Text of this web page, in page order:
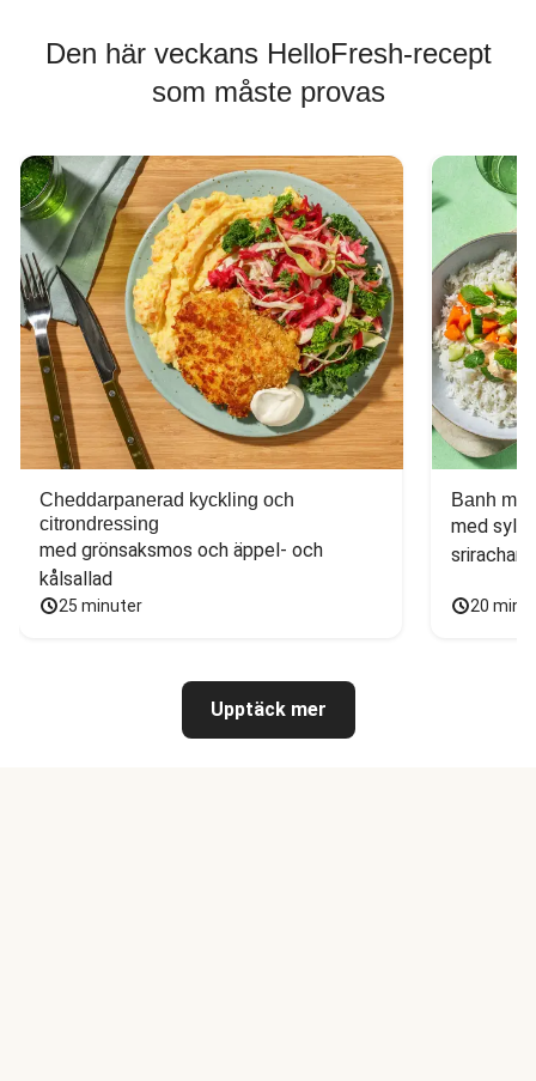
Den här veckans HelloFresh-recept
som måste provas
Cheddarpanerad kyckling och
citrondressing
med grönsaksmos och äppel- och
kålsallad
25 minuter
Banh mi-
med
20
Upptäck mer